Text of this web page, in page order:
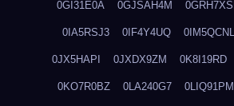
0GI31E0A 0GJSAH4M 0GRH7XSL
0IA5RSJ3 0IF4Y4UQ 0IM5QCNL
0JX5HAPI 0JXDX9ZM 0K8I19RD
0KO7R0BZ 0LA240G7 0LIQ91PM